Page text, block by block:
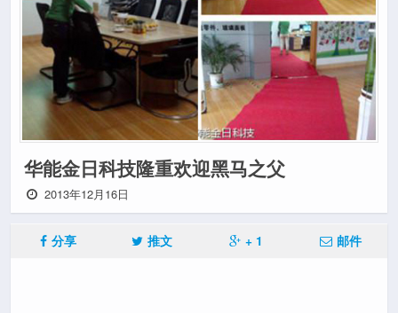
华能金日科技隆重欢迎黑马之父
2013年12月16日
分享 推文 + 1 邮件